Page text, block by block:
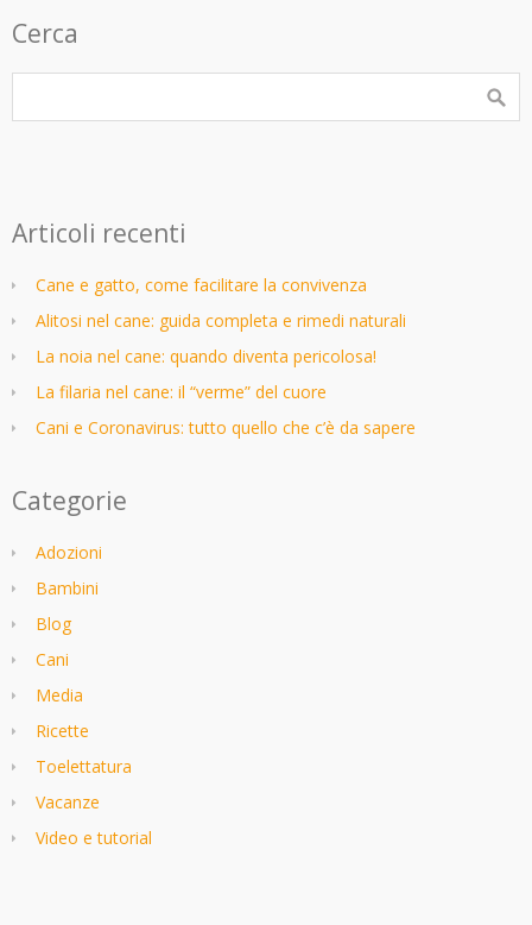
Cerca
Articoli recenti
Cane e gatto, come facilitare la convivenza
Alitosi nel cane: guida completa e rimedi naturali
La noia nel cane: quando diventa pericolosa!
La filaria nel cane: il “verme” del cuore
Cani e Coronavirus: tutto quello che c’è da sapere
Categorie
Adozioni
Bambini
Blog
Cani
Media
Ricette
Toelettatura
Vacanze
Video e tutorial